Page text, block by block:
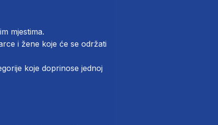
mjestima.
i žene koje će se održati
koje doprinose jednoj